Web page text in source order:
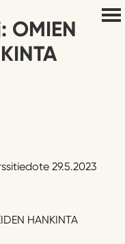
OMIEN
29.5.2023
HANKINTA